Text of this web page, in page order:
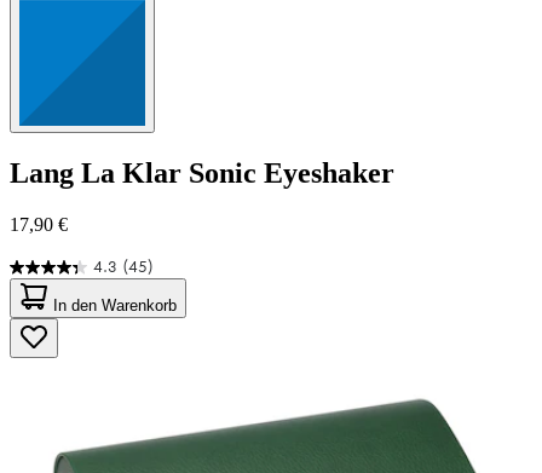
Lang La Klar Sonic Eyeshaker
17,90 €
4.3 (45)
4.3
von
5
Sternen.
45
In den Warenkorb